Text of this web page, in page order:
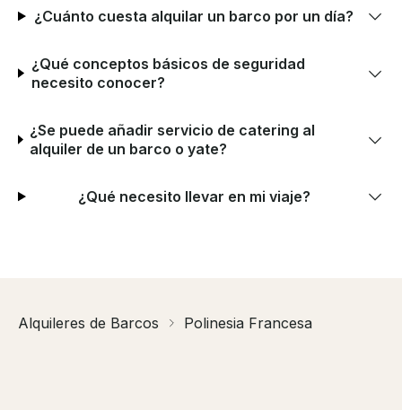
¿Cuánto cuesta alquilar un barco por un día?
¿Qué conceptos básicos de seguridad
necesito conocer?
¿Se puede añadir servicio de catering al
alquiler de un barco o yate?
¿Qué necesito llevar en mi viaje?
Alquileres de Barcos Polinesia Francesa